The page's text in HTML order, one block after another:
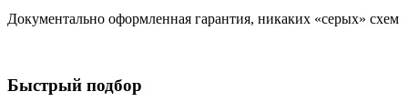
Документально оформленная гарантия, никаких «серых» схем
Быстрый подбор